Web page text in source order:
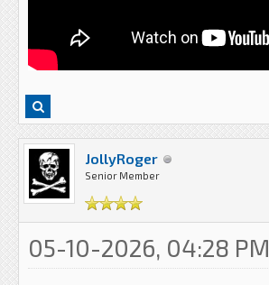
JollyRoger
Senior Member
05-10-2026, 04:28 PM